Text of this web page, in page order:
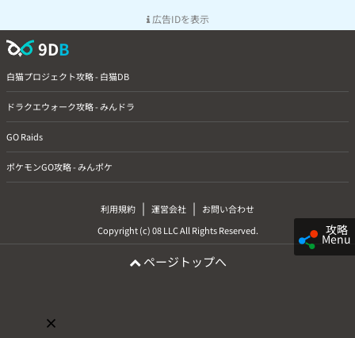
攻略
Menu
広告IDを表示
9DB
白猫プロジェクト攻略 - 白猫DB
ドラクエウォーク攻略 - みんドラ
GO Raids
ポケモンGO攻略 - みんポケ
利用規約 | 運営会社 |
お問い合わせ
Copyright (c) 08 LLC All Rights Reserved.
ページトップへ